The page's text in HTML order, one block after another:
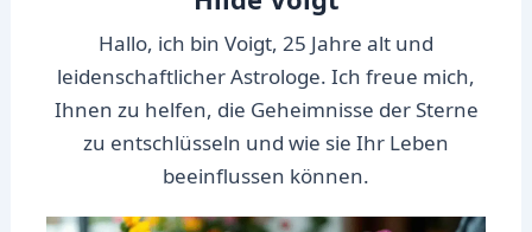
Hallo, ich bin Voigt, 25 Jahre alt und
leidenschaftlicher Astrologe. Ich freue mich,
Ihnen zu helfen, die Geheimnisse der Sterne
zu entschlüsseln und wie sie Ihr Leben
beeinflussen können.